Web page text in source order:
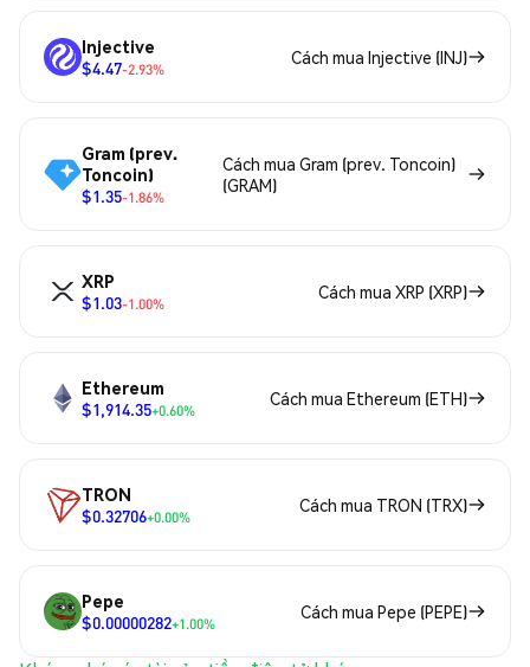
Injective
$4.47-2.93%
Cách mua Injective (INJ)
Gram (prev.
Toncoin)
$1.35-1.86%
Cách mua Gram (prev. Toncoin)
(GRAM)
XRP
$1.03-1.00%
Cách mua XRP (XRP)
Ethereum
$1,914.35+0.60%
Cách mua Ethereum (ETH)
TRON
$0.32706+0.00%
Cách mua TRON (TRX)
Pepe
$0.00000282+1.00%
Cách mua Pepe (PEPE)